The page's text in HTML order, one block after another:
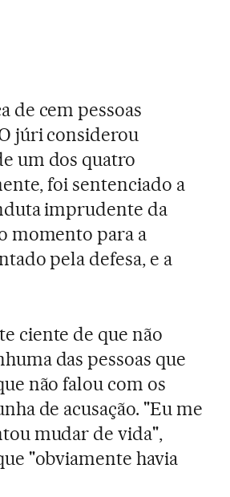
de cem pessoas
júri considerou
um dos quatro
foi sentenciado a
imprudente da
momento para a
pela defesa, e a
ciente de que não
das pessoas que
não falou com os
de acusação. "Eu me
mudar de vida",
"obviamente havia